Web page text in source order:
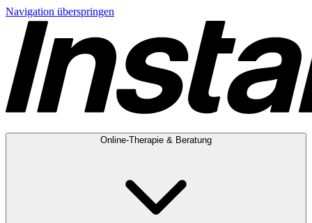
Navigation überspringen
Online-Therapie & Beratung